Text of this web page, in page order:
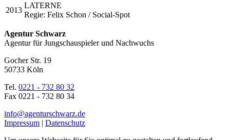
2013
LATERNE
Regie: Felix Schon / Social-Spot
Agentur Schwarz
Agentur für Jungschauspieler und Nachwuchs
Gocher Str. 19
50733 Köln
Tel. 0221 - 732 80 32
Fax 0221 - 732 80 34
info@agenturschwarz.de
Impressum | Datenschutz